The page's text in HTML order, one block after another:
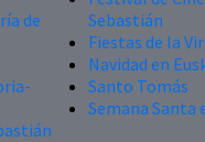
de
Sebastián
Fiestas de la
Navidad en
Santo Tomás
Semana Santa